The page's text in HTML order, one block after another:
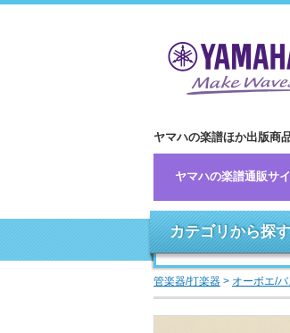
ヤマハの楽譜ほか出版商
ヤマハの楽譜通販サ
カテゴリから探す
管楽器/打楽器 > オーボエ/